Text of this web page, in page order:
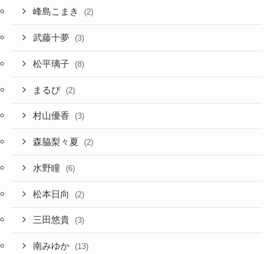
峰島こまき (2)
武藤十夢 (3)
松平璃子 (8)
まるぴ (2)
村山優香 (3)
森脇梨々夏 (2)
水野瞳 (6)
松本日向 (2)
三田悠貴 (3)
南みゆか (13)